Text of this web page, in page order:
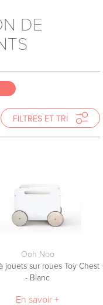
DE
FILTRES ET TRI
Décroissant
Ooh Noo
jouets sur roues Toy Chest
- Blanc
En savoir +